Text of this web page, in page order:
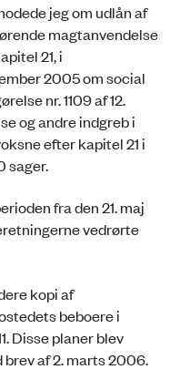
jeg om udlån af
magtanvendelse
21, i
2005 om social
nr. 1109 af 12.
og andre indgreb i
efter kapitel 21 i
sager.
fra den 21. maj
vedrørte
kopi af
beboere i
Disse planer blev
af 2. marts 2006.